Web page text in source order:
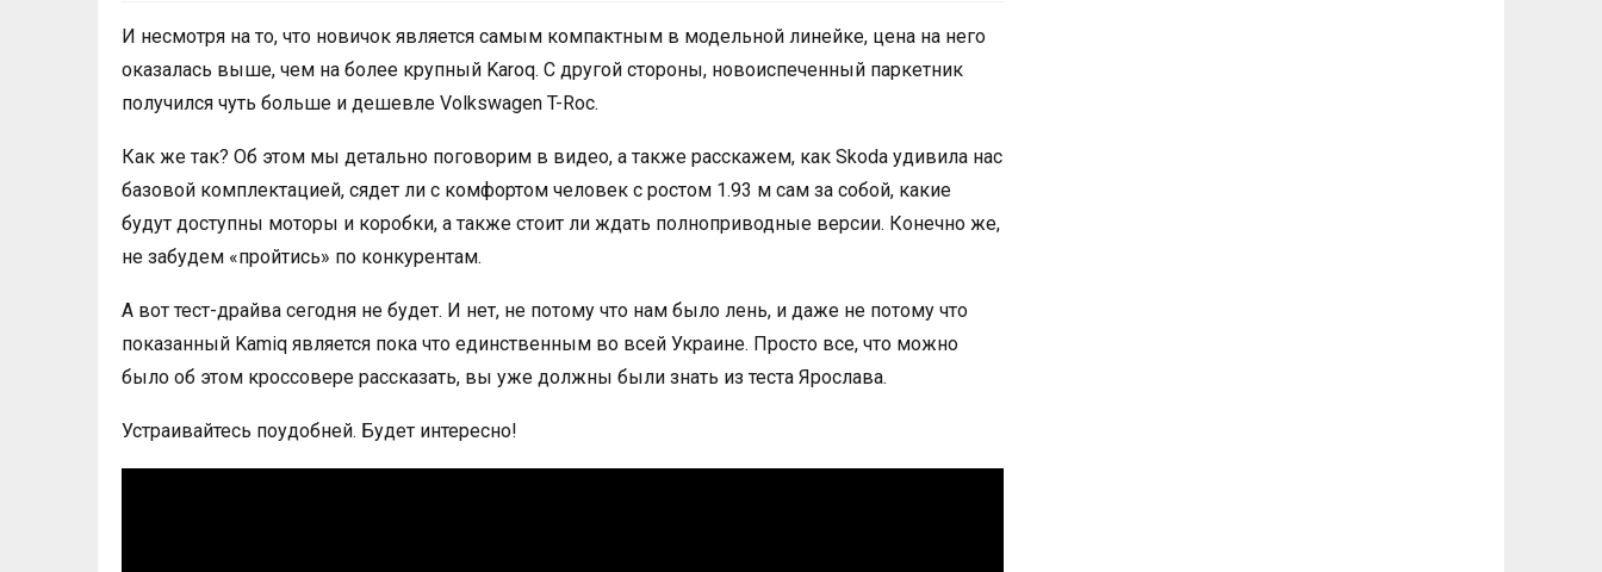
И несмотря на то, что новичок является самым компактным в модельной линейке, цена на него
оказалась выше, чем на более крупный Karoq. С другой стороны, новоиспеченный паркетник
получился чуть больше и дешевле Volkswagen T-Roc.
Как же так? Об этом мы детально поговорим в видео, а также расскажем, как Skoda удивила нас
базовой комплектацией, сядет ли с комфортом человек с ростом 1.93 м сам за собой, какие
будут доступны моторы и коробки, а также стоит ли ждать полноприводные версии. Конечно же,
не забудем «пройтись» по конкурентам.
А вот тест-драйва сегодня не будет. И нет, не потому что нам было лень, и даже не потому что
показанный Kamiq является пока что единственным во всей Украине. Просто все, что можно
было об этом кроссовере рассказать, вы уже должны были знать из теста Ярослава.
Устраивайтесь поудобней. Будет интересно!